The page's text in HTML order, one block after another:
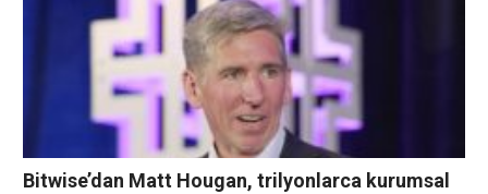
lansmanı 9:37 Robinhood Chain’in temel odak noktası 12:20
RH neyi seviyor ve/veya daha fazlasını görmek istiyor 16:10
Nasıl… pic.twitter.com/GcXIWM4Qe7 — Şifreyi Çöz
(@DecryptMedia) 7
Bitwise’dan Matt Hougan, trilyonlarca kurumsal